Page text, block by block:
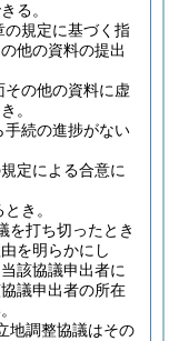
る。
の規定に基づく指
他の資料の提出
その他の資料に虚
。
手続の進捗がない
定による合意に
き。
を打ち切ったとき
を明らかにし
該協議申出者に
議申出者の所在
地調整協議はその